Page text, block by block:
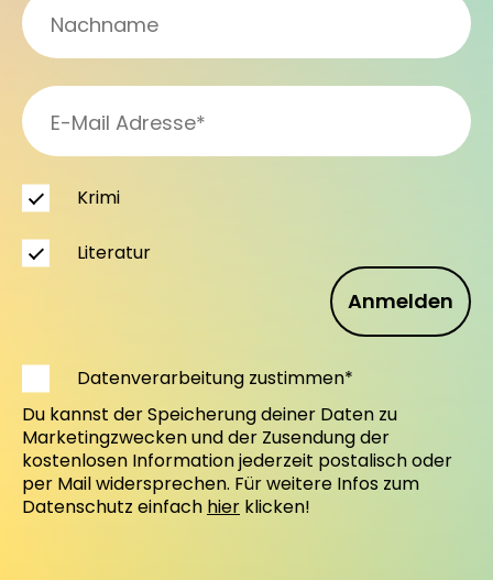
Anmelden
Krimi
Literatur
Datenverarbeitung zustimmen*
Du kannst der Speicherung deiner Daten zu
Marketingzwecken und der Zusendung der
kostenlosen Information jederzeit postalisch oder
per Mail widersprechen. Für weitere Infos zum
Datenschutz einfach hier klicken!